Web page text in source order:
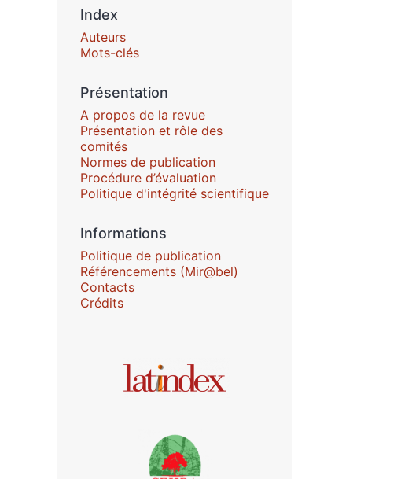
Index
Auteurs
Mots-clés
Présentation
A propos de la revue
Présentation et rôle des
comités
Normes de publication
Procédure d’évaluation
Politique d'intégrité scientifique
Informations
Politique de publication
Référencements (Mir@bel)
Contacts
Crédits
Affiliations/partenaires